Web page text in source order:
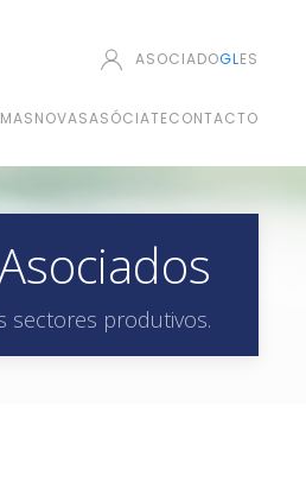
ASOCIADOGLES
NOVASASÓCIATECONTACTO
sectores produtivos.